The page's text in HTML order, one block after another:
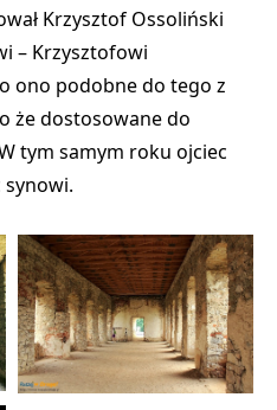
Krzysztof Ossoliński
– Krzysztofowi
ono podobne do tego z
że dostosowane do
tym samym roku ojciec
synowi.